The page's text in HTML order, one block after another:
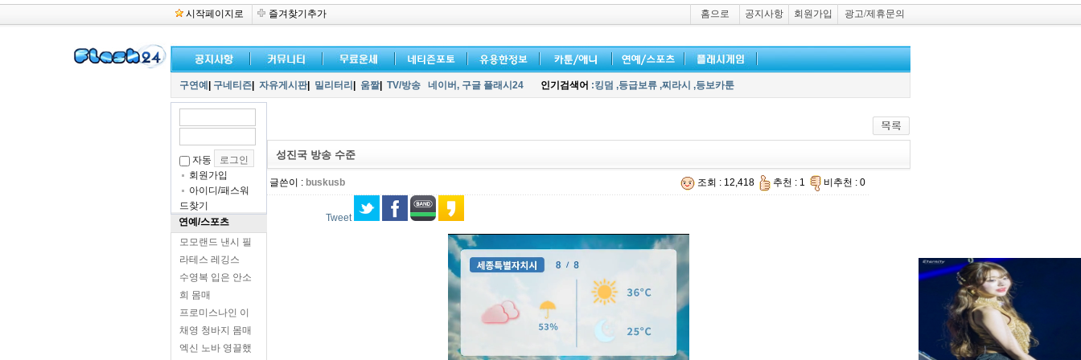
시작페이지로 즐겨찾기추가 홈으로 공지사항 회원가입 광고/제휴문의
구연예 구네티즌 자유게시판| 밀리터리 움짤| TV/방송 네이버, 구글 플래시24 인기검색어 :킹덤 ,등급보류 ,찌라시 ,등보카툰
자동
회원가입
아이디/패스워
드찾기
연예/스포츠
모모랜드 낸시 필
라테스 레깅스
수영복 입은 안소
희 몸매
프로미스나인 이
채영 청바지 몸매
엑신 노바 영끌했
성진국 방송 수준
글쓴이 : buskusb 조회 : 12,418 추천 : 1 비추천 : 0
Tweet